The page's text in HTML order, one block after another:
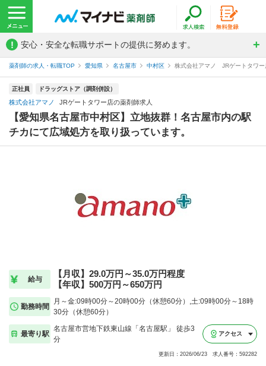
! 安心・安全な転職サポートの提供に努めます。
薬剤師の求人・転職TOP 愛知県 名古屋市 中村区 株式会社アマノ JRゲートタワー
正社員 ドラッグストア（調剤併設）
株式会社アマノ JRゲートタワー店の薬剤師求人
【愛知県名古屋市中村区】立地抜群！名古屋市内の駅
チカにて広域処方を取り扱っています。
給与
【月収】29.0万円～35.0万円程度
【年収】500万円～650万円
勤務時間
月～金:09時00分～20時00分（休憩60分）,土:09時00分～18時
30分（休憩60分）
最寄り駅
名古屋市営地下鉄東山線「名古屋駅」 徒歩3
分
アクセス
更新日：2026/06/23 求人番号：592282